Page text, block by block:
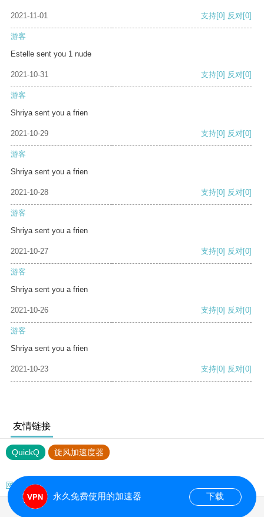
2021-11-01 支持[0] 反对[0]
游客
Estelle sent you 1 nude
2021-10-31 支持[0] 反对[0]
游客
Shriya sent you a frien
2021-10-29 支持[0] 反对[0]
游客
Shriya sent you a frien
2021-10-28 支持[0] 反对[0]
游客
Shriya sent you a frien
2021-10-27 支持[0] 反对[0]
游客
Shriya sent you a frien
2021-10-26 支持[0] 反对[0]
游客
Shriya sent you a frien
2021-10-23 支持[0] 反对[0]
友情链接
QuickQ 旋风加速度器
网站地图
永久免费使用的加速器 下载